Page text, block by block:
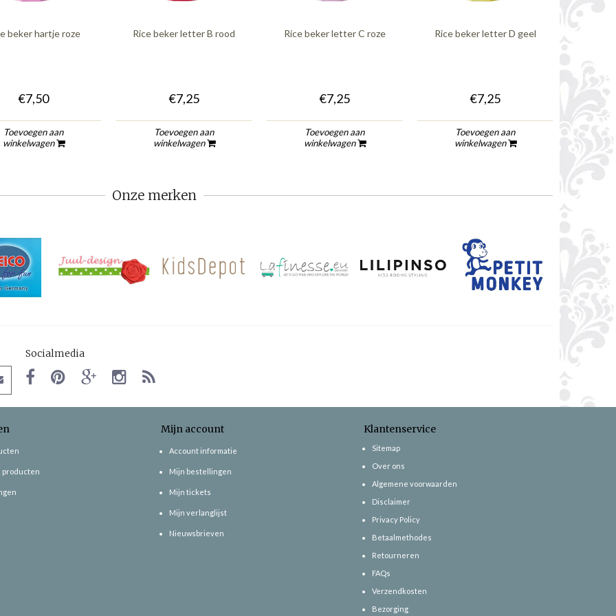
beker hartje roze
€7,50
Toevoegen aan
winkelwagen
Rice beker letter B rood
€7,25
Toevoegen aan
winkelwagen
Rice beker letter C roze
€7,25
Toevoegen aan
winkelwagen
Rice beker letter D geel
€7,25
Toevoegen aan
winkelwagen
Onze merken
Socialmedia
producten
Mijn account
Account informatie
Mijn bestellingen
Mijn tickets
Mijn verlanglijst
Nieuwsbrieven
Klantenservice
Sitemap
Over ons
Algemene voorwaarden
Disclaimer
Privacy Policy
Betaalmethodes
Retourneren
FAQs
Verzendkosten
Bezorging